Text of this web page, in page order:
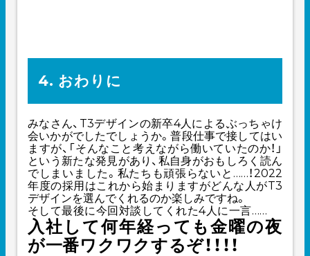
4. おわりに
みなさん、T3デザインの新卒4人によるぶっちゃけ
会いかがでしたでしょうか。普段仕事で接してはい
ますが、「そんなこと考えながら働いていたのか！」
という新たな発見があり、私自身がおもしろく読ん
でしまいました。私たちも頑張らないと……！2022
年度の採用はこれから始まりますがどんな人がT3
デザインを選んでくれるのか楽しみですね。
そして最後に今回対談してくれた4人に一言……
入社して何年経っても金曜の夜
が一番ワクワクするぞ！！！！